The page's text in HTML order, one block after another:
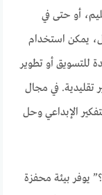
أو حتى في
يمكن استخدام
للتسويق أو تطوير
تقليدية. في مجال
الإبداعي وحل
يوفر بيئة محفزة